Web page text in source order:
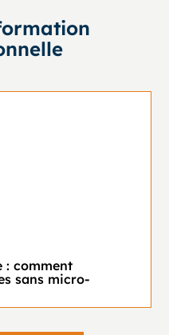
: comment
sans micro-